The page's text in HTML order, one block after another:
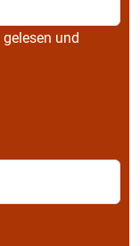
gelesen und